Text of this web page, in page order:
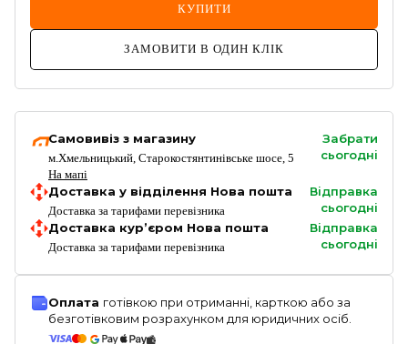
КУПИТИ
ЗАМОВИТИ В ОДИН КЛІК
Самовивіз з магазину
м.Хмельницький, Старокостянтинівське шосе, 5
На мапі
Забрати
сьогодні
Доставка у відділення Нова пошта
Доставка за тарифами перевізника
Відправка
сьогодні
Доставка кур’єром Нова пошта
Доставка за тарифами перевізника
Відправка
сьогодні
Оплата готівкою при отриманні, карткою або за
безготівковим розрахунком для юридичних осіб.